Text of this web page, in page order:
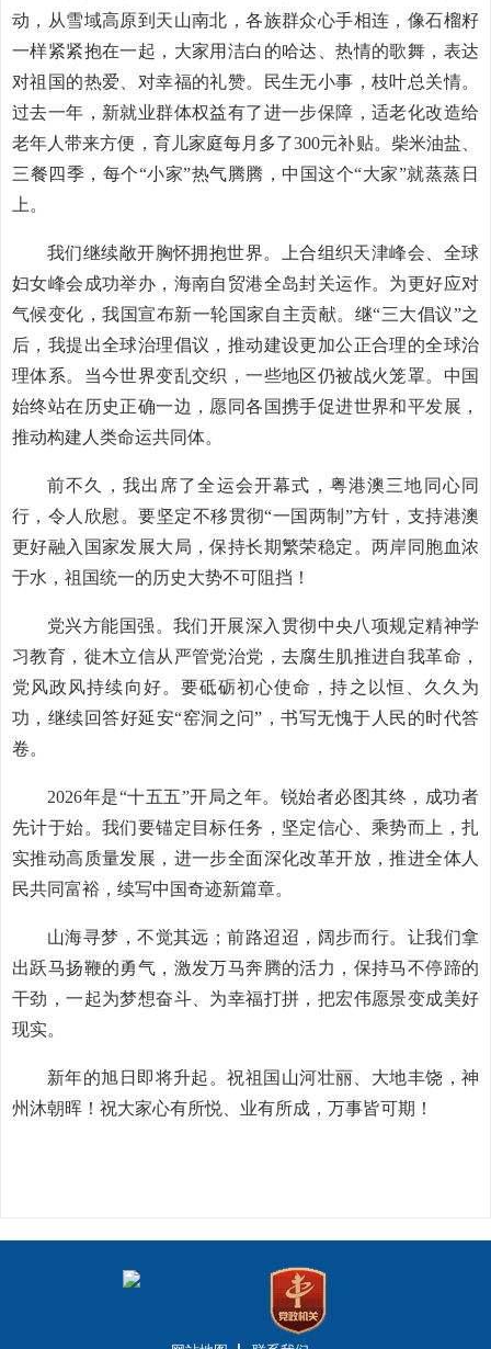
动，从雪域高原到天山南北，各族群众心手相连，像石榴籽
一样紧紧抱在一起，大家用洁白的哈达、热情的歌舞，表达
对祖国的热爱、对幸福的礼赞。民生无小事，枝叶总关情。
过去一年，新就业群体权益有了进一步保障，适老化改造给
老年人带来方便，育儿家庭每月多了300元补贴。柴米油盐、
三餐四季，每个“小家”热气腾腾，中国这个“大家”就蒸蒸日
上。
我们继续敞开胸怀拥抱世界。上合组织天津峰会、全球
妇女峰会成功举办，海南自贸港全岛封关运作。为更好应对
气候变化，我国宣布新一轮国家自主贡献。继“三大倡议”之
后，我提出全球治理倡议，推动建设更加公正合理的全球治
理体系。当今世界变乱交织，一些地区仍被战火笼罩。中国
始终站在历史正确一边，愿同各国携手促进世界和平发展，
推动构建人类命运共同体。
前不久，我出席了全运会开幕式，粤港澳三地同心同
行，令人欣慰。要坚定不移贯彻“一国两制”方针，支持港澳
更好融入国家发展大局，保持长期繁荣稳定。两岸同胞血浓
于水，祖国统一的历史大势不可阻挡！
党兴方能国强。我们开展深入贯彻中央八项规定精神学
习教育，徙木立信从严管党治党，去腐生肌推进自我革命，
党风政风持续向好。要砥砺初心使命，持之以恒、久久为
功，继续回答好延安“窑洞之问”，书写无愧于人民的时代答
卷。
2026年是“十五五”开局之年。锐始者必图其终，成功者
先计于始。我们要锚定目标任务，坚定信心、乘势而上，扎
实推动高质量发展，进一步全面深化改革开放，推进全体人
民共同富裕，续写中国奇迹新篇章。
山海寻梦，不觉其远；前路迢迢，阔步而行。让我们拿
出跃马扬鞭的勇气，激发万马奔腾的活力，保持马不停蹄的
干劲，一起为梦想奋斗、为幸福打拼，把宏伟愿景变成美好
现实。
新年的旭日即将升起。祝祖国山河壮丽、大地丰饶，神
州沐朝晖！祝大家心有所悦、业有所成，万事皆可期！